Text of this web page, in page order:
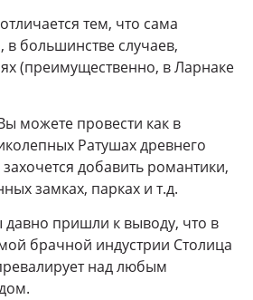
тем, что сама
в большинстве случаев,
(преимущественно, в Ларнаке
можете провести как в
Ратушах древнего
добавить романтики,
замках, парках и т.д.
пришли к выводу, что в
брачной индустрии Столица
над любым